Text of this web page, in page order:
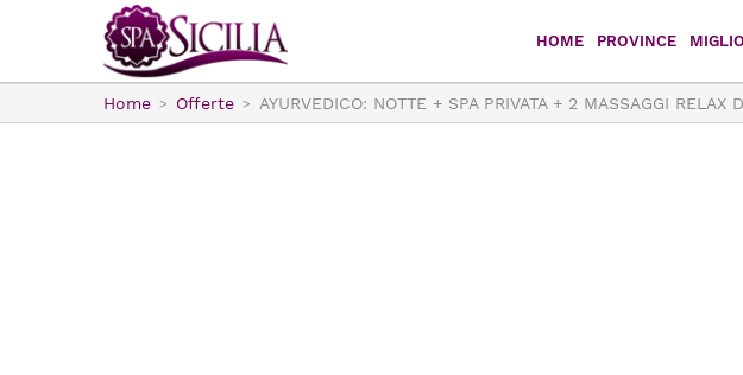
HOME PROVINCE
Agrigento
Home Offerte AYURVEDICO: NOTTE + SPA PRIVATA + 2 MASSAGGI RELAX